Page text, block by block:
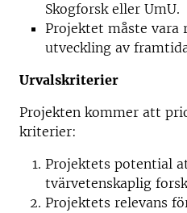
Skogforsk eller UmU.
Projektet måste vara
utveckling av
Urvalskriterier
Projekten kommer att
kriterier:
Projektets potential
tvärvetenskaplig
Projektets relevans